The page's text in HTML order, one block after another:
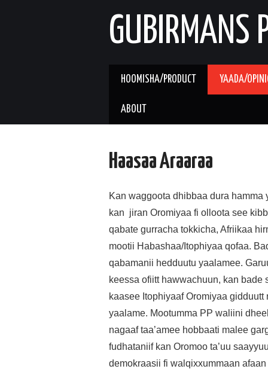
GUBIRMANS
HOOMISHA/PRODUCT YAADA/
ABOUT
Haasaa Araaraa
Kan waggoota dhibbaa dura
kan jiran Oromiyaa fi olloota see
qabate gurracha tokkicha, Afriikaa
mootii Habashaa/Itophiyaa qofaa.
qabamanii hedduutu yaalamee.
keessa ofiitt hawwachuun, kan bade
kaasee Itophiyaaf Oromiyaa
yaalame. Mootumma PP waliini
nagaaf taa’amee hobbaati malee
fudhataniif kan Oromoo ta’uu
demokraasii fi walqixxummaan